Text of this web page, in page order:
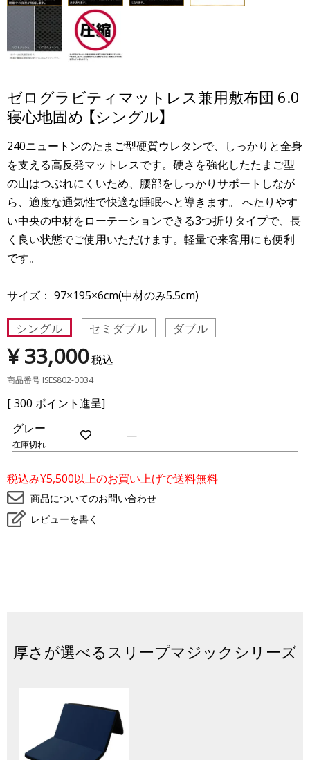
ゼログラビティマットレス兼用敷布団 6.0
寝心地固め 【シングル】
240ニュートンのたまご型硬質ウレタンで、しっかりと全身
を支える高反発マットレスです。硬さを強化したたまご型
の山はつぶれにくいため、腰部をしっかりサポートしなが
ら、適度な通気性で快適な睡眠へと導きます。 へたりやす
い中央の中材をローテーションできる3つ折りタイプで、長
く良い状態でご使用いただけます。軽量で来客用にも便利
です。
サイズ： 97×195×6cm(中材のみ5.5cm)
シングル
セミダブル ダブル
¥33,000税込
商品番号 ISES802-0034
[300 ポイント進呈]
グレー
在庫切れ
入
に
登
録
—
税込み¥5,500以上のお買い上げで送料無料
商品についてのお問い合わせ
レビューを書く
厚さが選べるスリープマジックシリーズ